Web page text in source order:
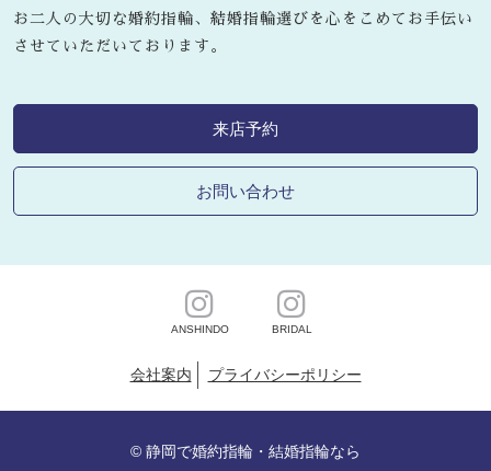
お二人の大切な婚約指輪、結婚指輪選びを心をこめてお手伝い
させていただいております。
来店予約
お問い合わせ
ANSHINDO BRIDAL
会社案内 プライバシーポリシー
© 静岡で婚約指輪・結婚指輪なら